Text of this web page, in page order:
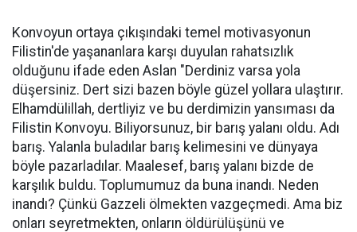
Konvoyun ortaya çıkışındaki temel motivasyonun
Filistin'de yaşananlara karşı duyulan rahatsızlık
olduğunu ifade eden Aslan "Derdiniz varsa yola
düşersiniz. Dert sizi bazen böyle güzel yollara ulaştırır.
Elhamdülillah, dertliyiz ve bu derdimizin yansıması da
Filistin Konvoyu. Biliyorsunuz, bir barış yalanı oldu. Adı
barış. Yalanla buladılar barış kelimesini ve dünyaya
böyle pazarladılar. Maalesef, barış yalanı bizde de
karşılık buldu. Toplumumuz da buna inandı. Neden
inandı? Çünkü Gazzeli ölmekten vazgeçmedi. Ama biz
onları seyretmekten, onların öldürülüşünü ve